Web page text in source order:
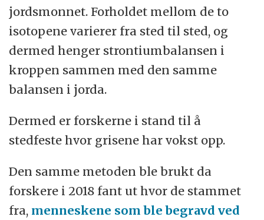
jordsmonnet. Forholdet mellom de to
isotopene varierer fra sted til sted, og
dermed henger strontiumbalansen i
kroppen sammen med den samme
balansen i jorda.
Dermed er forskerne i stand til å
stedfeste hvor grisene har vokst opp.
Den samme metoden ble brukt da
forskere i 2018 fant ut hvor de stammet
fra, menneskene som ble begravd ved